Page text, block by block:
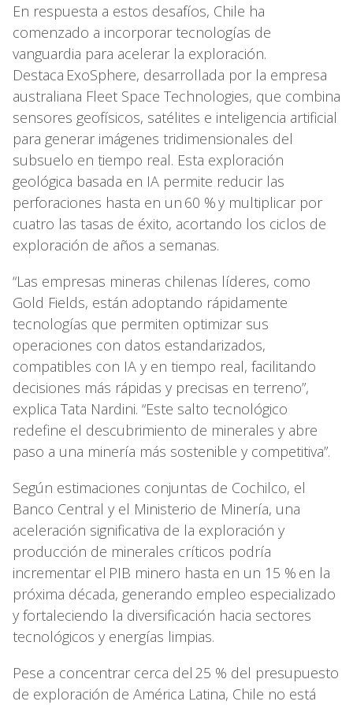
En respuesta a estos desafíos, Chile ha
comenzado a incorporar tecnologías de
vanguardia para acelerar la exploración.
Destaca ExoSphere, desarrollada por la empresa
australiana Fleet Space Technologies, que combina
sensores geofísicos, satélites e inteligencia artificial
para generar imágenes tridimensionales del
subsuelo en tiempo real. Esta exploración
geológica basada en IA permite reducir las
perforaciones hasta en un 60 % y multiplicar por
cuatro las tasas de éxito, acortando los ciclos de
exploración de años a semanas.
“Las empresas mineras chilenas líderes, como
Gold Fields, están adoptando rápidamente
tecnologías que permiten optimizar sus
operaciones con datos estandarizados,
compatibles con IA y en tiempo real, facilitando
decisiones más rápidas y precisas en terreno”,
explica Tata Nardini. “Este salto tecnológico
redefine el descubrimiento de minerales y abre
paso a una minería más sostenible y competitiva”.
Según estimaciones conjuntas de Cochilco, el
Banco Central y el Ministerio de Minería, una
aceleración significativa de la exploración y
producción de minerales críticos podría
incrementar el PIB minero hasta en un 15 % en la
próxima década, generando empleo especializado
y fortaleciendo la diversificación hacia sectores
tecnológicos y energías limpias.
Pese a concentrar cerca del 25 % del presupuesto
de exploración de América Latina, Chile no está